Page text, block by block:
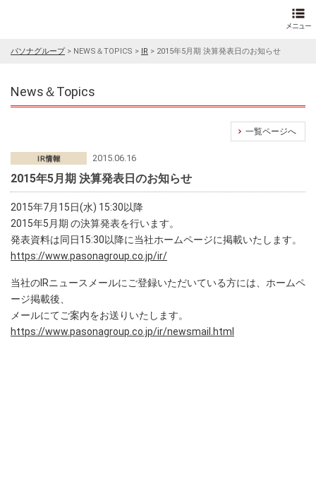
パソナグループ> NEWS＆TOPICS > IR > 2015年5月期 決算発表日のお知らせ
News＆Topics
一覧ページへ
2015.06.16
2015年5月期 決算発表日のお知らせ
2015年7月15日(水) 15:30以降
2015年5月期 の決算発表を行います。
発表資料は同日15:30以降に当社ホームページに掲載いたします。
https://www.pasonagroup.co.jp/ir/
当社のIRニュースメールにご登録いただいている方には、ホームペ
ージ掲載後、
メールにてご案内をお送りいたします。
https://www.pasonagroup.co.jp/ir/newsmail.html